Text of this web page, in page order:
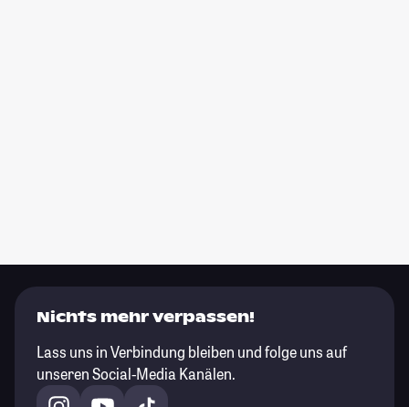
Nichts mehr verpassen!
Lass uns in Verbindung bleiben und folge uns auf
unseren Social-Media Kanälen.